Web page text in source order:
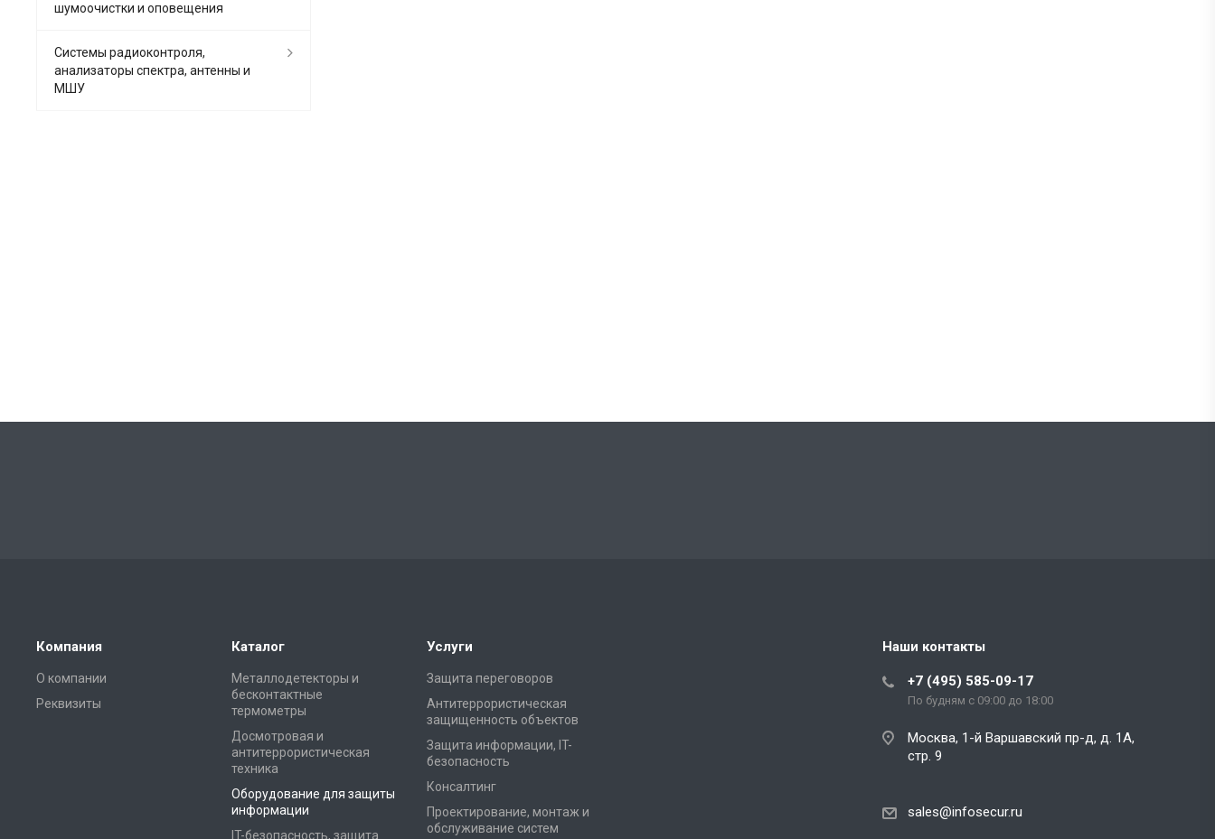
шумоочистки и оповещения
Системы радиоконтроля,
анализаторы спектра, антенны и
МШУ
Компания
О компании
Реквизиты
Каталог
Металлодетекторы и
бесконтактные
термометры
Досмотровая и
антитеррористическая
техника
Оборудование для защиты
информации
IT-безопасность, защита
Услуги
Защита переговоров
Антитеррористическая
защищенность объектов
Защита информации, IT-
безопасность
Консалтинг
Проектирование, монтаж и
обслуживание систем
Наши контакты
+7 (495) 585-09-17
По будням с 09:00 до 18:00
Москва, 1-й Варшавский пр-д, д. 1А,
стр. 9
sales@infosecur.ru